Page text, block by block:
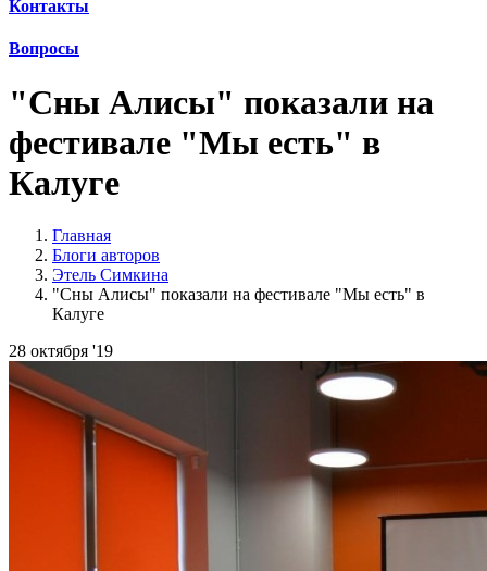
Контакты
Вопросы
"Сны Алисы" показали на
фестивале "Мы есть" в
Калуге
Главная
Блоги авторов
Этель Симкина
"Сны Алисы" показали на фестивале "Мы есть" в
Калуге
28 октября '19